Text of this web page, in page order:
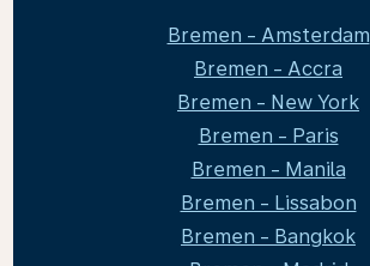
Bremen - Amsterdam
Bremen - Accra
Bremen - New York
Bremen - Paris
Bremen - Manila
Bremen - Lissabon
Bremen - Bangkok